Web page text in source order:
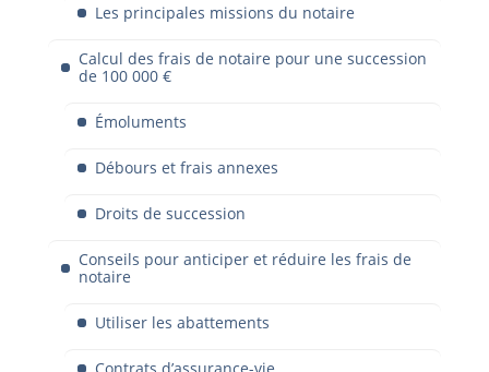
Les principales missions du notaire
Calcul des frais de notaire pour une succession
de 100 000 €
Émoluments
Débours et frais annexes
Droits de succession
Conseils pour anticiper et réduire les frais de
notaire
Utiliser les abattements
Contrats d’assurance-vie